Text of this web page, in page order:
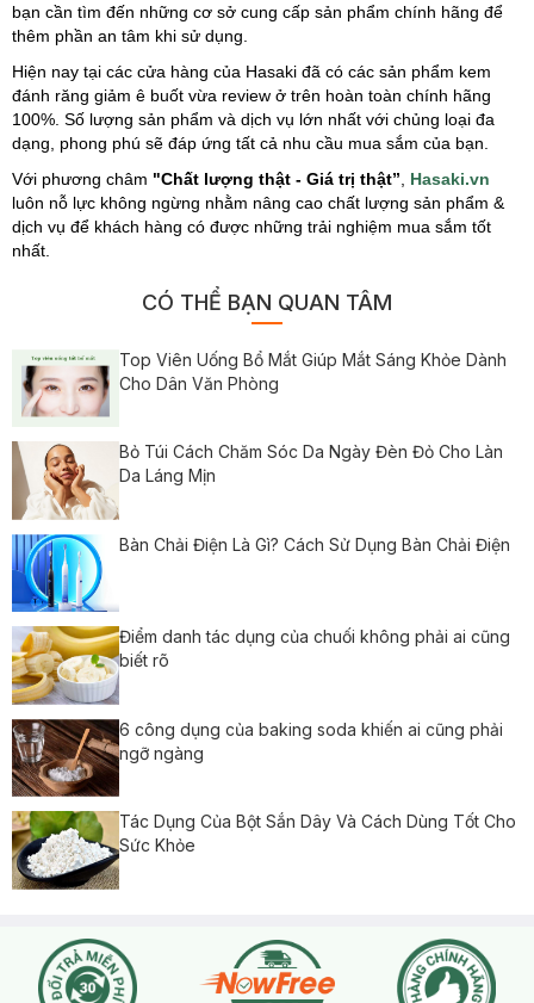
bạn cần tìm đến những cơ sở cung cấp sản phẩm chính hãng để
thêm phần an tâm khi sử dụng.
Hiện nay tại các cửa hàng của Hasaki đã có các sản phẩm kem
đánh răng giảm ê buốt vừa review ở trên hoàn toàn chính hãng
100%. Số lượng sản phẩm và dịch vụ lớn nhất với chủng loại đa
dạng, phong phú sẽ đáp ứng tất cả nhu cầu mua sắm của bạn.
Với phương châm "Chất lượng thật - Giá trị thật”
Hasaki.vn
luôn nỗ lực không ngừng nhằm nâng cao chất lượng sản phẩm &
dịch vụ để khách hàng có được những trải nghiệm mua sắm tốt
nhất.
CÓ THỂ BẠN QUAN TÂM
Top Viên Uống Bổ Mắt Giúp Mắt Sáng Khỏe Dành
Cho Dân Văn Phòng
Bỏ Túi Cách Chăm Sóc Da Ngày Đèn Đỏ Cho Làn
Da Láng Mịn
Bàn Chải Điện Là Gì? Cách Sử Dụng Bàn Chải Điện
Điểm danh tác dụng của chuối không phải ai cũng
biết rõ
6 công dụng của baking soda khiến ai cũng phải
ngỡ ngàng
Tác Dụng Của Bột Sắn Dây Và Cách Dùng Tốt Cho
Sức Khỏe